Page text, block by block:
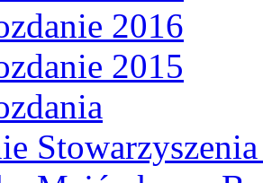
2016
2015